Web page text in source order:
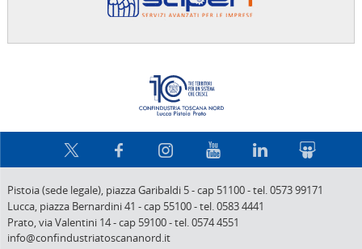
Pistoia (sede legale), piazza Garibaldi 5-cap 51100-tel. 0573 99171
Lucca, piazza Bernardini 41 -cap 55100-tel. 0583 4441
Prato,via Valentini 14-cap 59100-tel. 0574 4551
info@confindustriatoscananord.it